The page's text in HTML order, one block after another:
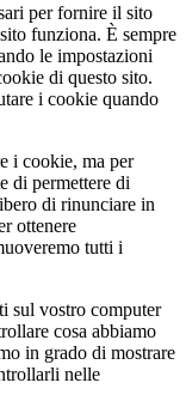
per fornire il sito
funziona. È sempre
le impostazioni
di questo sito.
i cookie quando
i cookie, ma per
di permettere di
di rinunciare in
ottenere
tutti i
sul vostro computer
cosa abbiamo
in grado di mostrare
nelle